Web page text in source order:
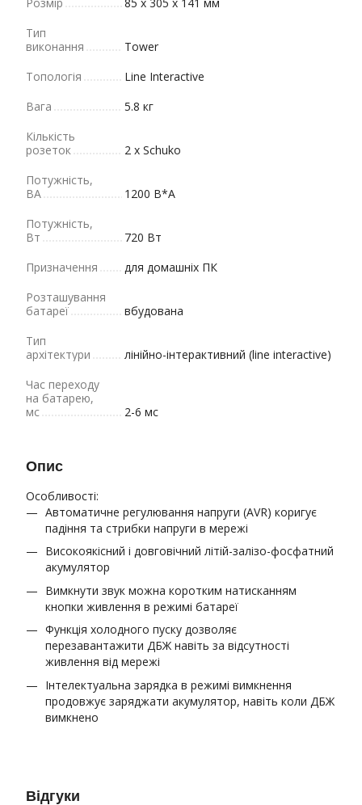
Тип
виконання
Tower
Топологія
Line Interactive
Вага
5.8 кг
Кількість
розеток
2 x Schuko
Потужність,
ВА
1200 В*А
Потужність,
Вт
720 Вт
Призначення
для домашніх ПК
Розташування
батареї
вбудована
Тип
архітектури
лінійно-інтерактивний (line interactive)
Час переходу
на батарею,
мс
2-6 мс
Опис
Особливості:
Автоматичне регулювання напруги (AVR) коригує
падіння та стрибки напруги в мережі
Високоякісний і довговічний літій-залізо-фосфатний
акумулятор
Вимкнути звук можна коротким натисканням
кнопки живлення в режимі батареї
Функція холодного пуску дозволяє
перезавантажити ДБЖ навіть за відсутності
живлення від мережі
Інтелектуальна зарядка в режимі вимкнення
продовжує заряджати акумулятор, навіть коли ДБЖ
вимкнено
Відгуки